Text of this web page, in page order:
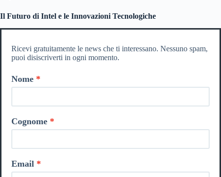
Il Futuro di Intel e le Innovazioni Tecnologiche
Ricevi gratuitamente le news che ti interessano. Nessuno spam,
puoi disiscriverti in ogni momento.
Nome
Cognome
Email